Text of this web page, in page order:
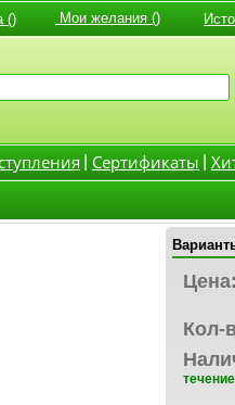
() Мои желания ()
Cертификаты
Цена:
Кол-